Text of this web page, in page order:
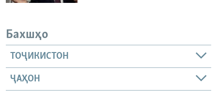
Бахшҳо
ТОҶИКИСТОН
ҶАҲОН